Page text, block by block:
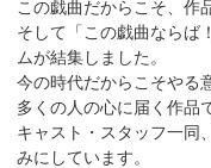
この戯曲だからこそ、作
そして「この戯曲ならば
ムが結集しました。
今の時代だからこそやる
多くの人の心に届く作品
キャスト・スタッフ一同
みにしています。